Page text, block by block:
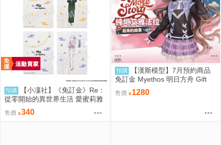
預購
【小凜社】《免訂金》Re：
從零開始的異世界生活 愛蜜莉雅
拉姆 雷姆 お祭り ver. 和服 文件
夾資料夾套組
售價 340
預購
【漢斯模型】7月預約商品
免訂金 Myethos 明日方舟 Gift
+系列 純燼艾雅法拉 後來的故事
VER.1/8
售價 1280